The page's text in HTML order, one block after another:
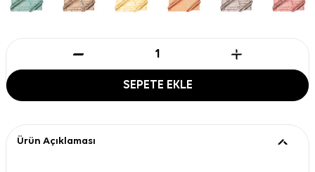
SEPETE EKLE
Ürün Açıklaması